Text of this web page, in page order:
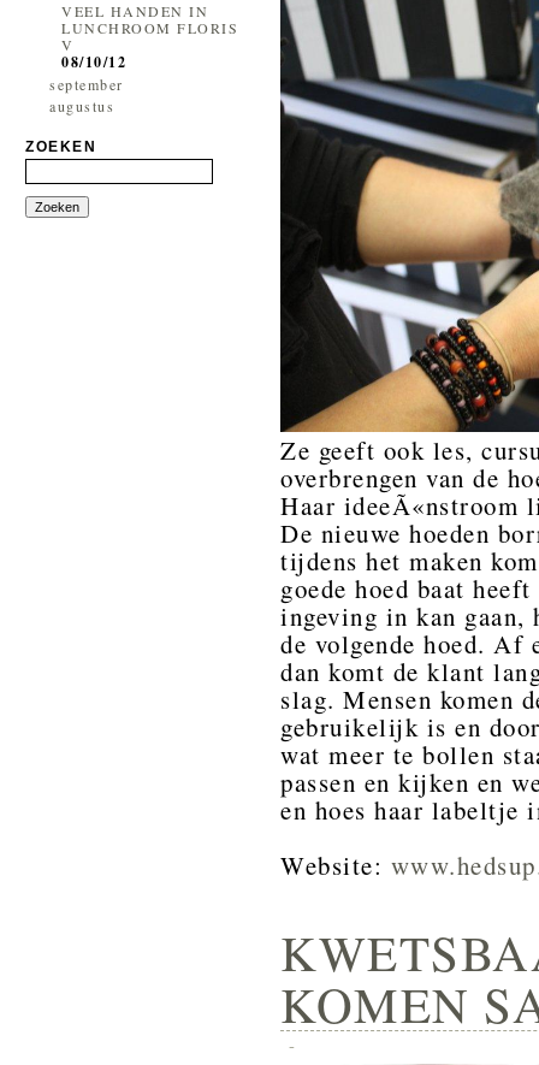
VEEL HANDEN IN
LUNCHROOM FLORIS
V
08/10/12
september
augustus
ZOEKEN
Ze geeft ook les,
overbrengen van de
Haar ideeÃ«nstroom
De nieuwe hoeden
tijdens het maken
goede hoed baat
ingeving in kan
de volgende hoed. Af
dan komt de klant
slag. Mensen komen
gebruikelijk is en
wat meer te bollen
passen en kijken en
en hoes haar labeltje
Website:
KOMEN
-